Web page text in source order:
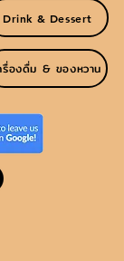
Drink & Dessert
รื่องดื่ม & ของหวาน